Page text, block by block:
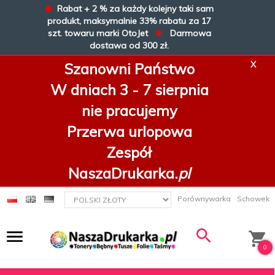
⊕ Rabat + 2 % za każdy kolejny taki sam
produkt, maksymalnie 33% rabatu za 17
szt. towaru marki OtoJet
⊕ Darmowa
dostawa od 300 zł.
Szanowni Państwo
W dniach 3 - 7 sierpnia
nie pracujemy
Przerwa urlopowa
Zespół
NaszaDrukarka.pl
X
currency_h Porównywarka Schowek
0